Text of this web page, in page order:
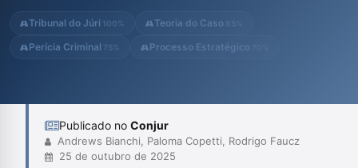
narrativa clara e acessível, f...
Tribunal do Júri 100% Teoria do Caso
Perícia Criminal 75% Processo Estratégico
Publicado no Conjur
Andrews Bianchi, Paloma Copetti, Rodrigo Faucz
25 de outubro de 2025